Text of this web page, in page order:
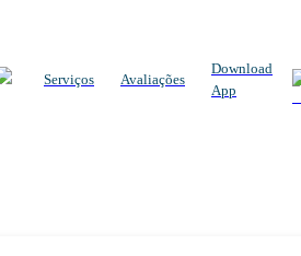
Serviços Avaliações
Download
App